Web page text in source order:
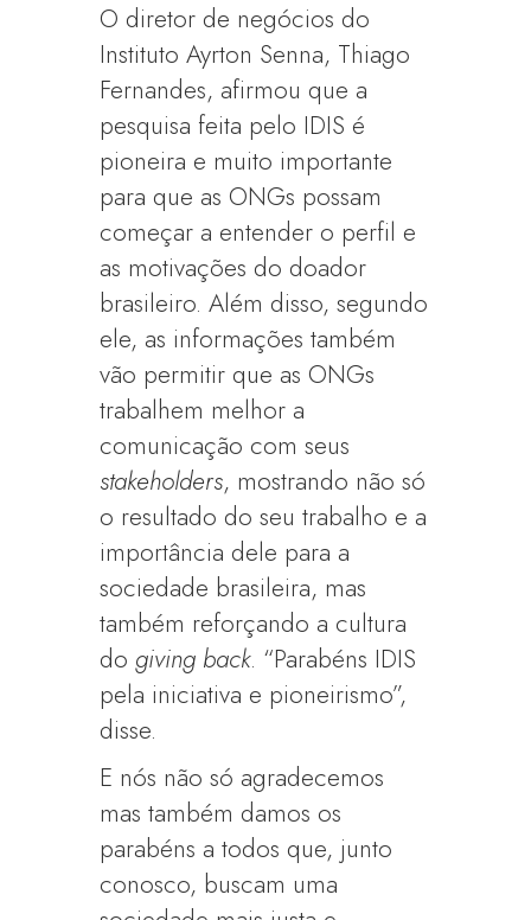
O diretor de negócios do
Instituto Ayrton Senna, Thiago
Fernandes, afirmou que a
pesquisa feita pelo IDIS é
pioneira e muito importante
para que as ONGs possam
começar a entender o perfil e
as motivações do doador
brasileiro. Além disso, segundo
ele, as informações também
vão permitir que as ONGs
trabalhem melhor a
comunicação com seus
stakeholders, mostrando não só
o resultado do seu trabalho e a
importância dele para a
sociedade brasileira, mas
também reforçando a cultura
dogiving back. “Parabéns IDIS
pela iniciativa e pioneirismo”,
disse.
E nós não só agradecemos
mas também damos os
parabéns a todos que, junto
conosco, buscam uma